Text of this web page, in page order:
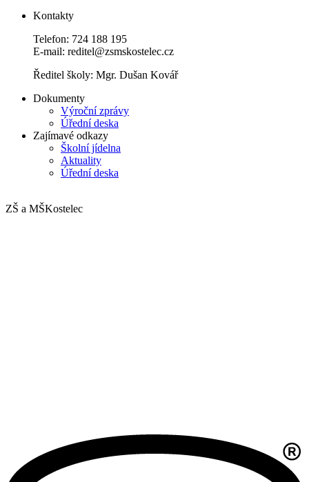
Kontakty
Telefon: 724 188 195
E-mail: reditel@zsmskostelec.cz
Ředitel školy: Mgr. Dušan Kovář
Dokumenty
Výroční zprávy
Úřední deska
Zajímavé odkazy
Školní jídelna
Aktuality
Úřední deska
ZŠ a MŠKostelec